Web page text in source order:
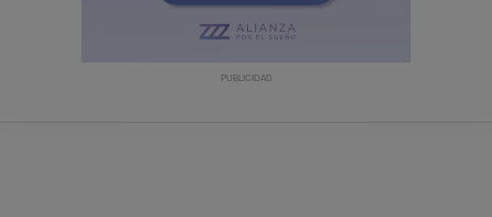
fármacos se facilita a título meramente informativo,
PUBLICIDAD